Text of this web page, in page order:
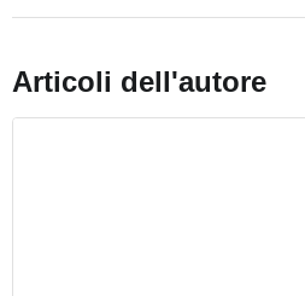
Articoli dell'autore